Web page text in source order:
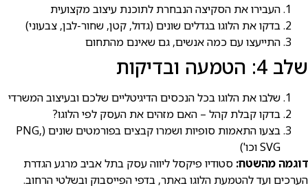
העבירו את הסקיצה הנבחרת לתוכנת עיצוב מקצועית
בדקו את הלוגו בגדלים שונים (גדול, קטן, שחור-לבן, צבעוני)
התייעצו עם כמה אנשים, גם שאינם מהתחום
שלב 4: הטמעה ובדיקות
שלבו את הלוגו בכל הנכסים הדיגיטליים שלכם ובעיצוב המשרדי
בדקו קבלת קהל – האם מזהים את העסק לפי הלוגו?
בצעו התאמות סופיות ושמרו קבצים בפורמטים שונים (PNG,
SVG וכו')
דוגמה מהשטח: סטודיו פיקסל ליווה עסק בתל אביב מרגע הגדרת
הערכים ועד להטמעת הלוגו באתר, בדפי הפייסבוק ובשלטי הרחוב.